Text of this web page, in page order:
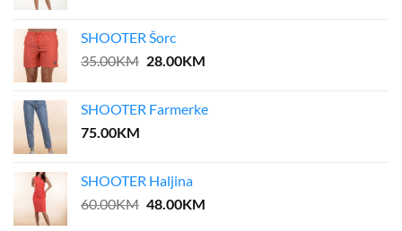
55.00KM.
SHOOTER Šorc
35.00KM Original
35.00KM.
28.00KMCurrent
28.00KM.
SHOOTER Farmerke
75.00KM
SHOOTER Haljina
60.00KM Original
48.00KMCurrent